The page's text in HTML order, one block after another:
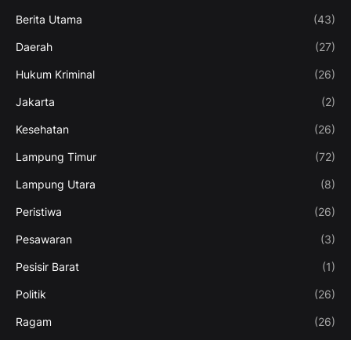
Berita Utama (43)
Daerah (27)
Hukum Kriminal (26)
Jakarta (2)
Kesehatan (26)
Lampung Timur (72)
Lampung Utara (8)
Peristiwa (26)
Pesawaran (3)
Pesisir Barat (1)
Politik (26)
Ragam (26)